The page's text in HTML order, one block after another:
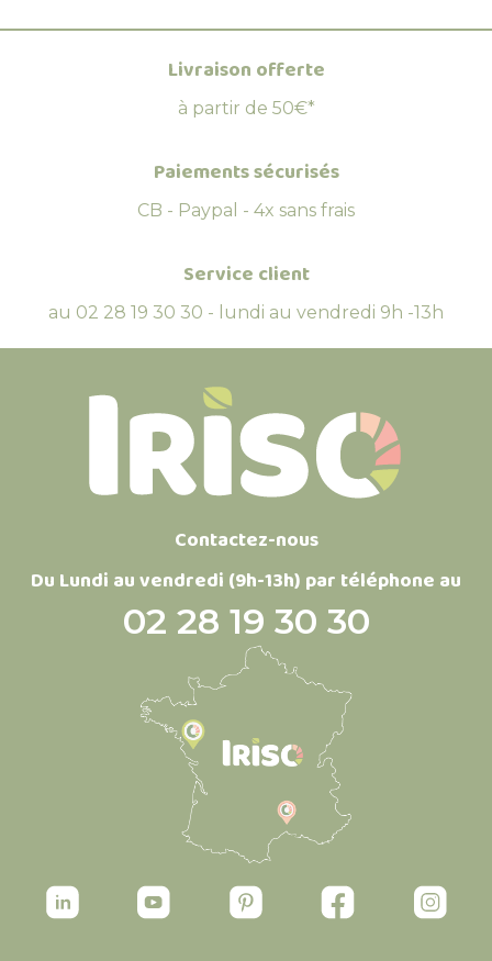
Livraison offerte
à partir de 50€*
Paiements sécurisés
CB - Paypal - 4x sans frais
Service client
au 02 28 19 30 30 - lundi au vendredi 9h -13h
Contactez-nous
Du Lundi au vendredi (9h-13h) par téléphone au
02 28 19 30 30